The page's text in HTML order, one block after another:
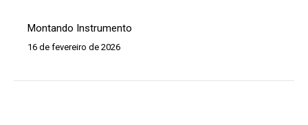
Montando Instrumento
16 de fevereiro de 2026